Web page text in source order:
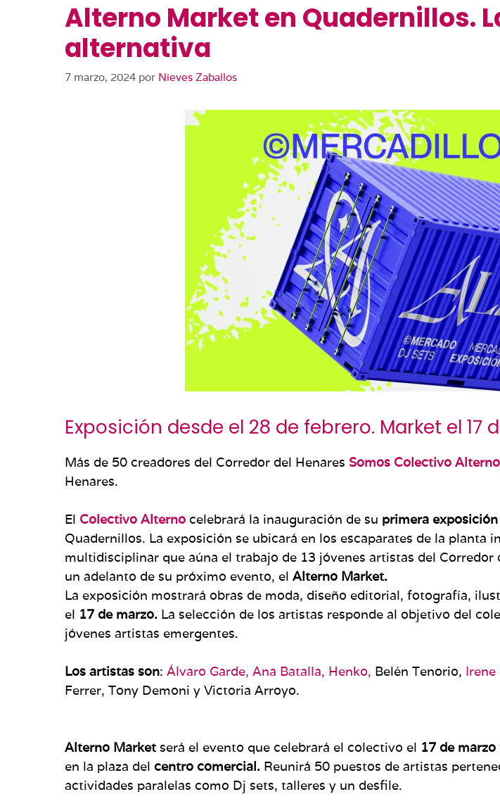
Alterno Market en Quadernillos.
alternativa
7 marzo, 2024 por Nieves Zaballos
Exposición desde el 28 de febrero. Market el 17
Más de 50 creadores del Corredor del Henares Somos Colectivo
Henares.
El Colectivo Alterno celebrará la inauguración de su primera exposición
Quadernillos. La exposición se ubicará en los escaparates de la
multidisciplinar que aúna el trabajo de 13 jóvenes artistas del
un adelanto de su próximo evento, el Alterno Market.
La exposición mostrará obras de moda, diseño editorial, fotografía,
el 17 de marzo. La selección de los artistas responde al objetivo del
jóvenes artistas emergentes.
Los artistas son: Álvaro Garde, Ana Batalla, Henko, Belén Tenorio, Irene
Ferrer, Tony Demoni y Victoria Arroyo.
Alterno Market será el evento que celebrará el colectivo el 17 de marzo
en la plaza del centro comercial. Reunirá 50 puestos de artistas
actividades paralelas como Dj sets, talleres y un desfile.